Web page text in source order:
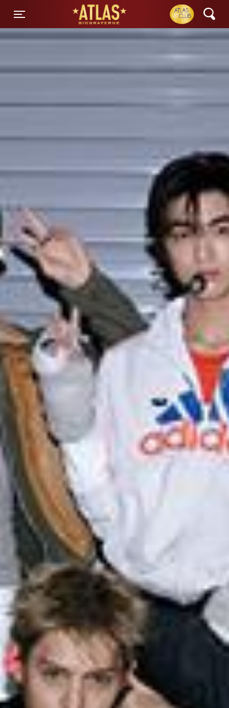
Toggle navigation
ATLAS Biograferne